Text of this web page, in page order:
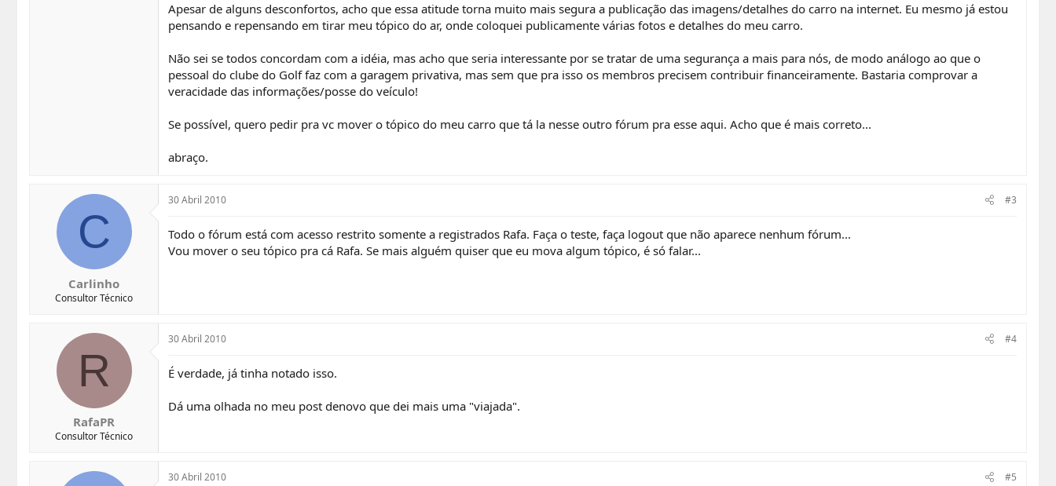
Apesar de alguns desconfortos, acho que essa atitude torna muito mais segura a publicação das imagens/detalhes do carro na internet. Eu mesmo já estou
pensando e repensando em tirar meu tópico do ar, onde coloquei publicamente várias fotos e detalhes do meu carro.
Não sei se todos concordam com a idéia, mas acho que seria interessante por se tratar de uma segurança a mais para nós, de modo análogo ao que o
pessoal do clube do Golf faz com a garagem privativa, mas sem que pra isso os membros precisem contribuir financeiramente. Bastaria comprovar a
veracidade das informações/posse do veículo!
Se possível, quero pedir pra vc mover o tópico do meu carro que tá la nesse outro fórum pra esse aqui. Acho que é mais correto...
abraço.
C
Carlinho
Consultor Técnico
30 Abril 2010 #3
Todo o fórum está com acesso restrito somente a registrados Rafa. Faça o teste, faça logout que não aparece nenhum fórum...
Vou mover o seu tópico pra cá Rafa. Se mais alguém quiser que eu mova algum tópico, é só falar...
R
RafaPR
Consultor Técnico
30 Abril 2010 #4
É verdade, já tinha notado isso.
Dá uma olhada no meu post denovo que dei mais uma "viajada".
30 Abril 2010 #5